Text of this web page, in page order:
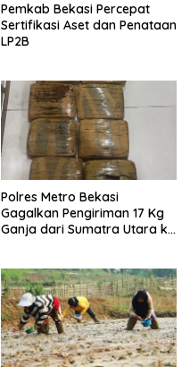
Pemkab Bekasi Percepat
Sertifikasi Aset dan Penataan
LP2B
Polres Metro Bekasi
Gagalkan Pengiriman 17 Kg
Ganja dari Sumatra Utara ke